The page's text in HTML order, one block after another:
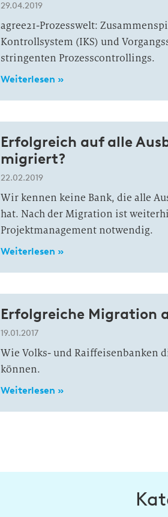
29.04.2019
agree21-Prozesswelt:
Kontrollsystem (IKS) und
stringenten Prozesscontrollings.
Weiterlesen »
Erfolgreich auf alle
migriert?
22.02.2019
Wir kennen keine Bank, die alle
hat. Nach der Migration ist
Projektmanagement notwendig.
Weiterlesen »
Erfolgreiche Migration
19.01.2017
Wie Volks- und Raiffeisenbanken
können.
Weiterlesen »